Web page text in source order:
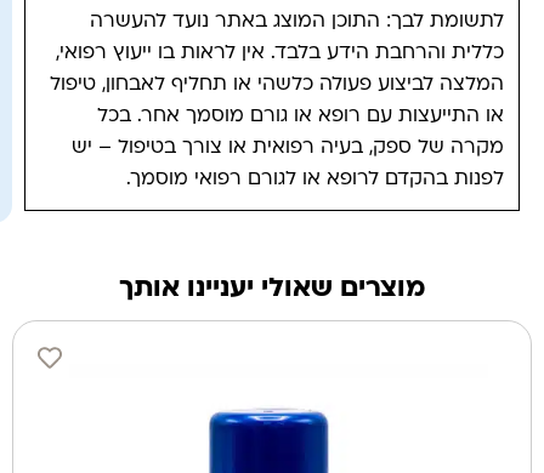
לתשומת לבך: התוכן המוצג באתר נועד להעשרה
כללית והרחבת הידע בלבד. אין לראות בו ייעוץ רפואי,
המלצה לביצוע פעולה כלשהי או תחליף לאבחון, טיפול
או התייעצות עם רופא או גורם מוסמך אחר. בכל
מקרה של ספק, בעיה רפואית או צורך בטיפול – יש
לפנות בהקדם לרופא או לגורם רפואי מוסמך.
מוצרים שאולי יעניינו אותך